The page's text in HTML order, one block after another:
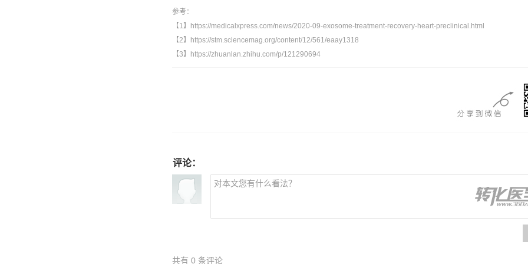
参考：
【1 】 https://medicalxpress.com/news/2020-09-exosome-treatment-recovery-heart-preclinical.html
【2】 https://stm.sciencemag.org/content/12/561/eaay1318
【3】https://zhuanlan.zhihu.com/p/121290694
评论：
共有 0 条评论